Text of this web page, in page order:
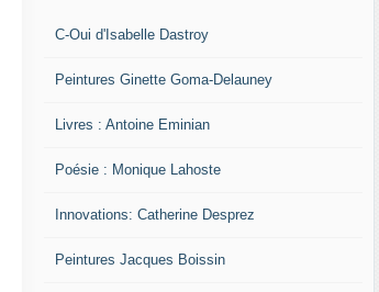
C-Oui d'Isabelle Dastroy
Peintures Ginette Goma-Delauney
Livres : Antoine Eminian
Poésie : Monique Lahoste
Innovations: Catherine Desprez
Peintures Jacques Boissin